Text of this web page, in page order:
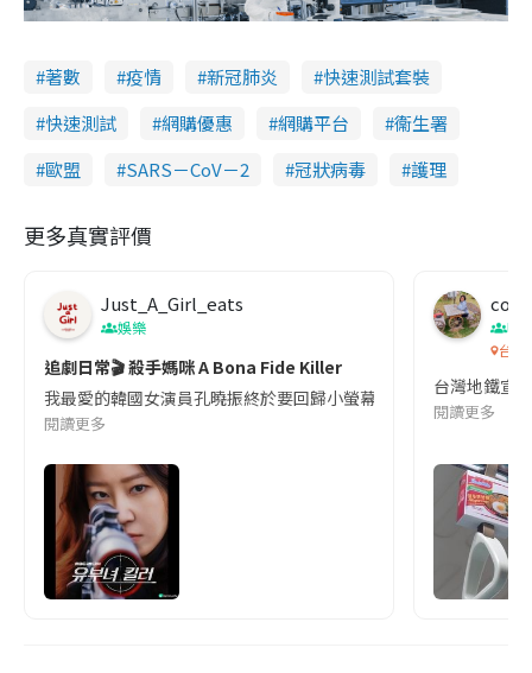
著數 疫情 新冠肺炎
快速測試套裝
快速測試
網購優惠 網購平台
衞生署
歐盟
SARS－CoV－2 冠狀病毒 護理
更多真實評價
Just_A_Girl_eats
娛樂
追劇日常🎬 殺手媽咪 A Bona Fide Killer
我最愛的韓國女演員孔曉振終於要回歸小螢幕啦!這次的劇本改編
閱讀更多
co
吹
台灣
台灣地鐵宣
閱讀更多